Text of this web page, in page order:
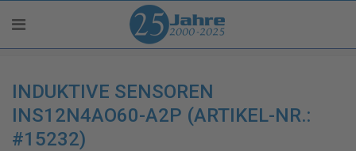
INDUKTIVE SENSOREN
INS12N4AO60-A2P (ARTIKEL-NR.:
#15232)